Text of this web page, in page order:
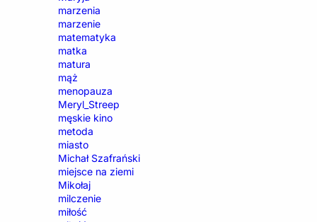
marzenia
marzenie
matematyka
matka
matura
mąż
menopauza
Meryl_Streep
męskie kino
metoda
miasto
Michał Szafrański
miejsce na ziemi
Mikołaj
milczenie
miłość